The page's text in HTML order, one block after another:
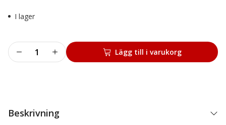
I lager
Hjuldolly
manuell
Lägg till i varukorg
Beskrivning